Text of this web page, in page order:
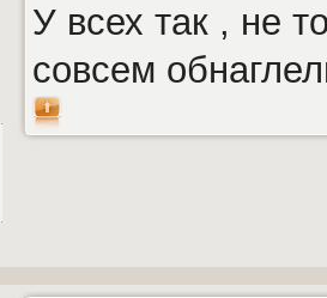
У всех так , не
совсем